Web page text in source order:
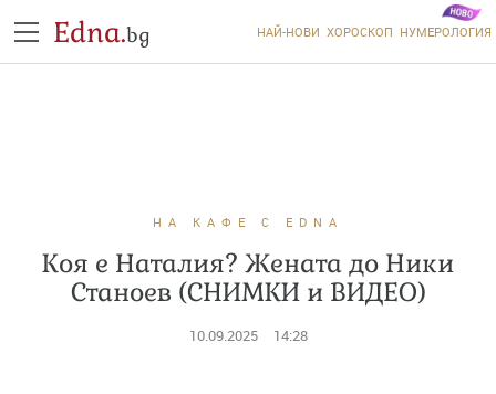
Edna.bg НАЙ-НОВИ ХОРОСКОП НУМЕРОЛОГИЯ
НА КАФЕ С EDNA
Коя е Наталия? Жената до Ники
Станоев (СНИМКИ и ВИДЕО)
10.09.2025 14:28